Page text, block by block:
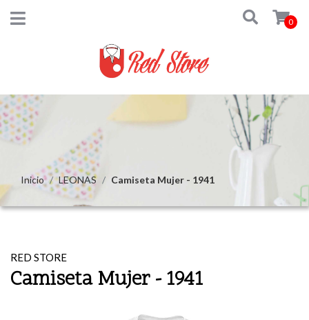
0
Inicio LEONAS Camiseta Mujer - 1941
RED STORE
Camiseta Mujer - 1941